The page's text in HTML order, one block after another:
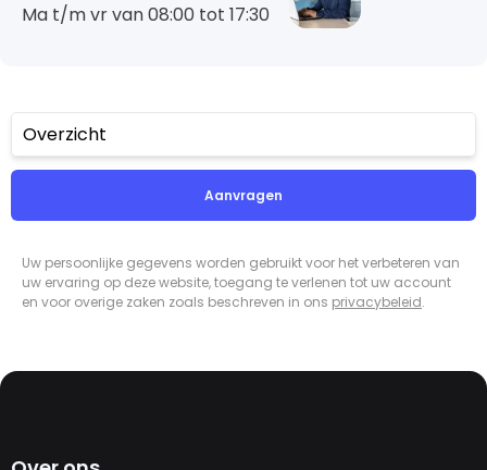
Ma t/m vr van 08:00 tot 17:30
Overzicht
Aanvragen
Uw persoonlijke gegevens worden gebruikt voor het verbeteren van
uw ervaring op deze website, toegang te verlenen tot uw account
en voor overige zaken zoals beschreven in ons privacybeleid.